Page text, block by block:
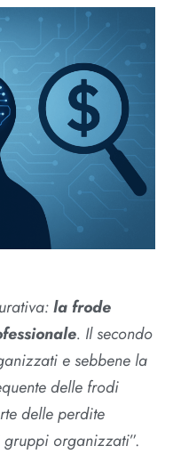
la frode
. Il secondo
e sebbene la
delle frodi
delle perdite
organizzati”.